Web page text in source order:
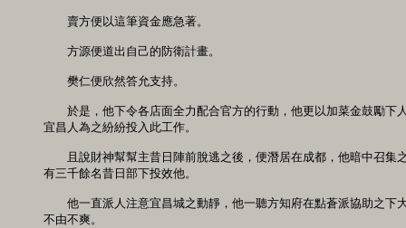
賣方便以這筆資金應急著。
方源便道出自己的防衛計畫。
樊仁便欣然答允支持。
於是，他下令各店面全力配合官方的行動，他更以加菜金鼓勵下
宜昌人為之紛紛投入此工作。
且說財神幫幫主昔日陣前脫逃之後，便潛居在成都，他暗中召集
有三千餘名昔日部下投效他。
他一直派人注意宜昌城之動靜，他一聽方知府在點蒼派協助之下
不由不爽。